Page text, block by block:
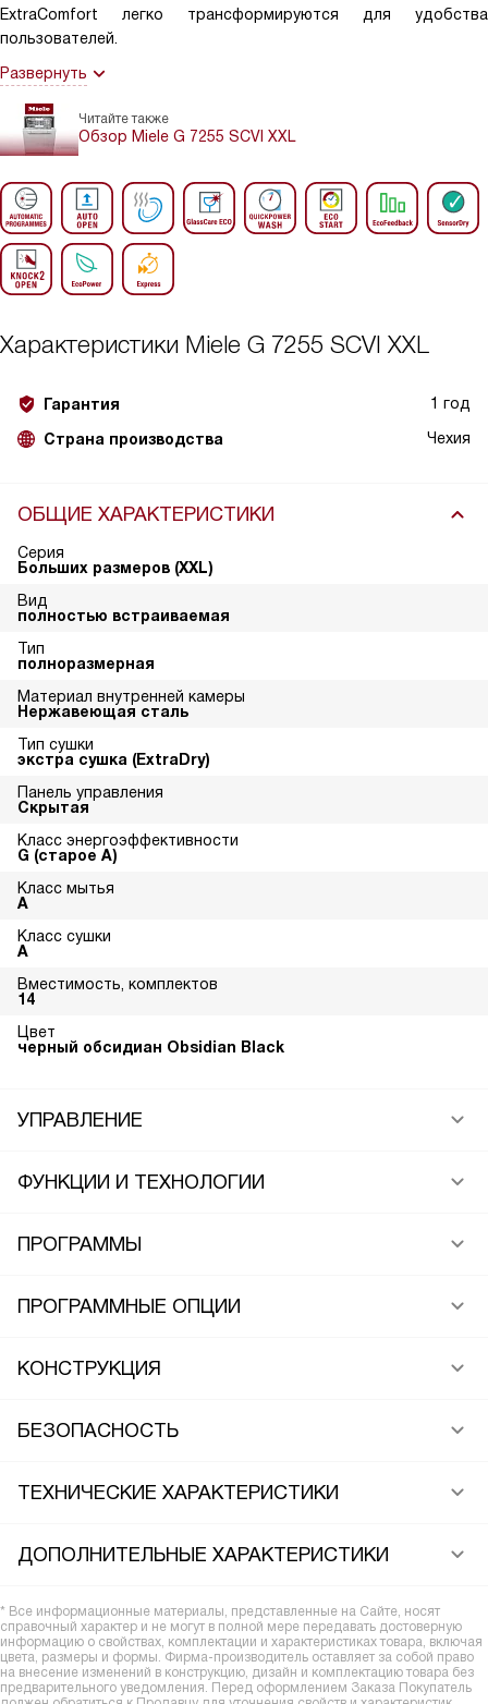
ExtraComfort легко трансформируются для удобства
пользователей.
Развернуть
Читайте также
Обзор Miele G 7255 SCVI XXL
Характеристики Miele G 7255 SCVI XXL
Гарантия 1 год
Страна производства Чехия
ОБЩИЕ ХАРАКТЕРИСТИКИ
Серия
Больших размеров (XXL)
Вид
полностью встраиваемая
Тип
полноразмерная
Материал внутренней камеры
Нержавеющая сталь
Тип сушки
экстра сушка (ExtraDry)
Панель управления
Скрытая
Класс энергоэффективности
G (старое A)
Класс мытья
A
Класс сушки
A
Вместимость, комплектов
14
Цвет
черный обсидиан Obsidian Black
УПРАВЛЕНИЕ
ФУНКЦИИ И ТЕХНОЛОГИИ
ПРОГРАММЫ
ПРОГРАММНЫЕ ОПЦИИ
КОНСТРУКЦИЯ
БЕЗОПАСНОСТЬ
ТЕХНИЧЕСКИЕ ХАРАКТЕРИСТИКИ
ДОПОЛНИТЕЛЬНЫЕ ХАРАКТЕРИСТИКИ
* Все информационные материалы, представленные на Сайте, носят
справочный характер и не могут в полной мере передавать достоверную
информацию о свойствах, комплектации и характеристиках товара, включая
цвета, размеры и формы. Фирма-производитель оставляет за собой право
на внесение изменений в конструкцию, дизайн и комплектацию товара без
предварительного уведомления. Перед оформлением Заказа Покупатель